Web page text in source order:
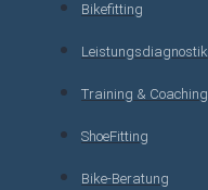
Bikefitting
Leistungsdiagnostik
Training & Coaching
ShoeFitting
Bike-Beratung